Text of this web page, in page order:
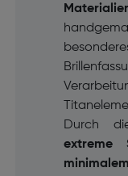
Durch
extreme